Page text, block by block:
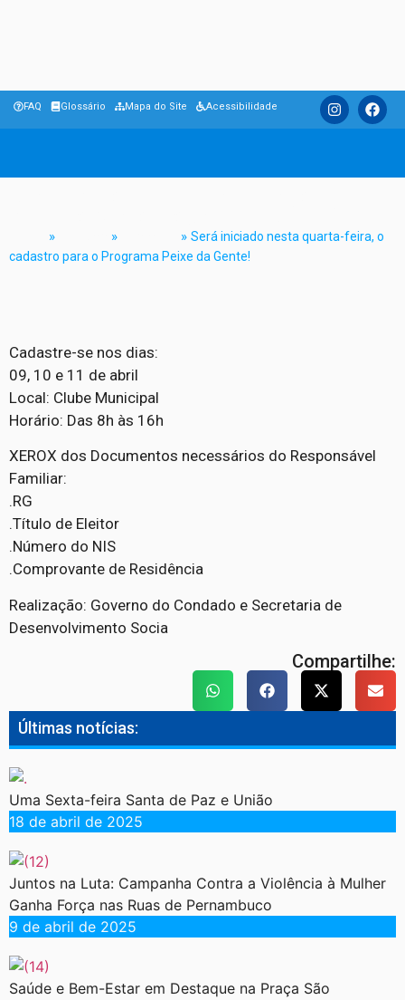
FAQ Glossário Mapa do Site Acessibilidade
» » » Será iniciado nesta quarta-feira, o
cadastro para o Programa Peixe da Gente!
Cadastre-se nos dias:
09, 10 e 11 de abril
Local: Clube Municipal
Horário: Das 8h às 16h
XEROX dos Documentos necessários do Responsável
Familiar:
.RG
.Título de Eleitor
.Número do NIS
.Comprovante de Residência
Realização: Governo do Condado e Secretaria de
Desenvolvimento Socia
Compartilhe:
Últimas notícias:
Uma Sexta-feira Santa de Paz e União
18 de abril de 2025
Juntos na Luta: Campanha Contra a Violência à Mulher
Ganha Força nas Ruas de Pernambuco
9 de abril de 2025
Saúde e Bem-Estar em Destaque na Praça São